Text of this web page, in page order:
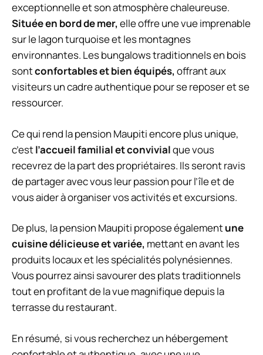
exceptionnelle et son atmosphère chaleureuse.
Située en bord de mer,elle offre une vue imprenable
sur le lagon turquoise et les montagnes
environnantes. Les bungalows traditionnels en bois
sontconfortables et bien équipés,offrant aux
visiteurs un cadre authentique pour se reposer et se
ressourcer.
Ce qui rend la pension Maupiti encore plus unique,
c’estl’accueil familial et convivialque vous
recevrez de la part des propriétaires. Ils seront ravis
de partager avec vous leur passion pour l’île et de
vous aider à organiser vos activités et excursions.
De plus, la pension Maupiti propose égalementune
cuisine délicieuse et variée, mettant en avant les
produits locaux et les spécialités polynésiennes.
Vous pourrez ainsi savourer des plats traditionnels
tout en profitant de la vue magnifique depuis la
terrasse du restaurant.
En résumé, si vous recherchez un hébergement